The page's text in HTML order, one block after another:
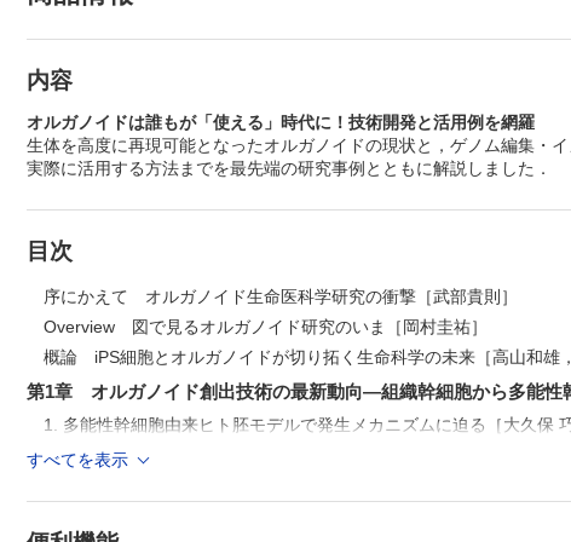
生］
6. イメージングメタボロミクスを用いた
構の解明［末松 誠，眞杉洋平，久保亜
代，菱木貴子，林田 哲］
7. ヒトiPS細胞由来心筋シートのトランス
8. オルガノイドとOrgan-on-chipの融合［
史，洲﨑悦生］
第3章 オルガノイド生命医科学研究が生
症モデル脳オルガノイドの作製［嶋田弘子
2. オルガノイドを利用した消化器領域の
3. オルガノイド技術とAIが加速する精密医
内容
オルガノイドは誰もが「使える」時代に！技術開発と活用例を網羅
生体を高度に再現可能となったオルガノイドの現状と，ゲノム編集
実際に活用する方法までを最先端の研究事例とともに解説しました．
目次
序にかえて オルガノイド生命医科学研究の衝撃［武部貴則］
Overview 図で見るオルガノイド研究のいま［岡村圭祐］
概論 iPS細胞とオルガノイドが切り拓く生命科学の未来［高山和雄
第1章 オルガノイド創出技術の最新動向―組織幹細胞から多能性
1. 多能性幹細胞由来ヒト胚モデルで発生メカニズムに迫る［大久保
2. 生殖系オルガノイドの最前線［林 克彦］
すべてを表示